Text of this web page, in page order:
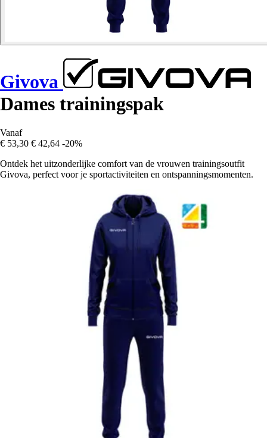
Givova
Dames trainingspak
Vanaf
€ 53,30 € 42,64 -20%
Ontdek het uitzonderlijke comfort van de vrouwen trainingsoutfit
Givova, perfect voor je sportactiviteiten en ontspanningsmomenten.